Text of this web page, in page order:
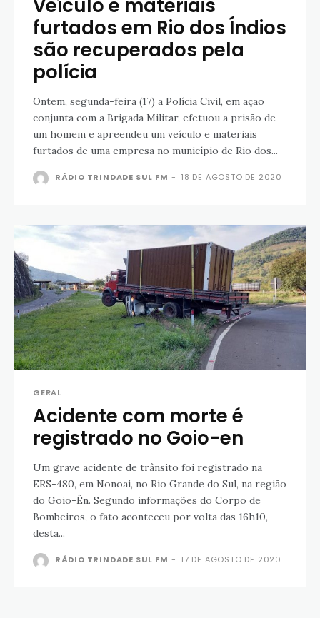
Veículo e materiais
furtados em Rio dos Índios
são recuperados pela
polícia
Ontem, segunda-feira (17) a Polícia Civil, em ação
conjunta com a Brigada Militar, efetuou a prisão de
um homem e apreendeu um veículo e materiais
furtados de uma empresa no município de Rio dos...
RÁDIO TRINDADE SUL FM - 18 DE AGOSTO DE 2020
GERAL
Acidente com morte é
registrado no Goio-en
Um grave acidente de trânsito foi registrado na
ERS-480, em Nonoai, no Rio Grande do Sul, na região
do Goio-Ên. Segundo informações do Corpo de
Bombeiros, o fato aconteceu por volta das 16h10,
desta...
RÁDIO TRINDADE SUL FM - 17 DE AGOSTO DE 2020